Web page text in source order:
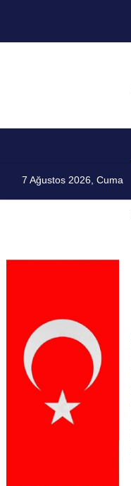
7 Ağustos 2026, Cuma